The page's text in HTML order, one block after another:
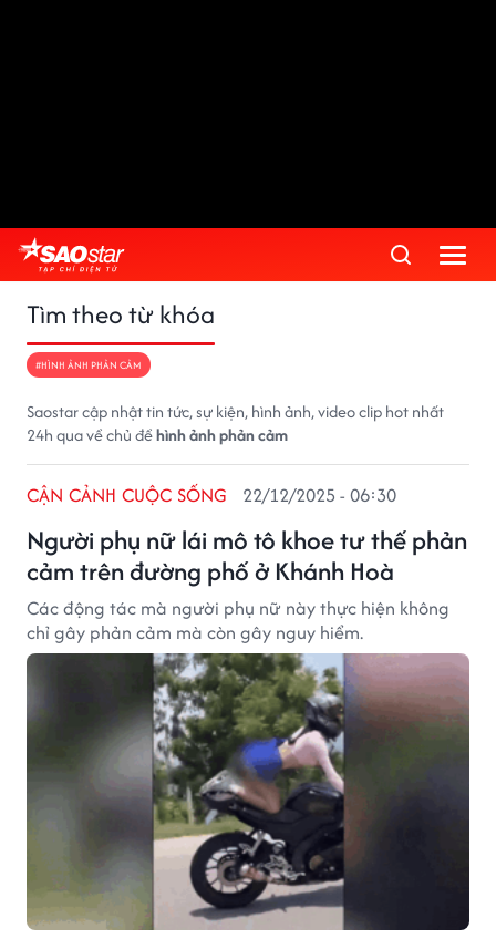
Tìm theo từ khóa
#HÌNH ẢNH PHẢN CẢM
Saostar cập nhật tin tức, sự kiện, hình ảnh, video clip hot nhất
24h qua về chủ đềhình ảnh phản cảm
Người phụ nữ lái mô tô khoe tư thế phản
cảm trên đường phố ở Khánh Hoà
CẬN CẢNH CUỘC SỐNG 22/12/2025 - 06:30
Các động tác mà người phụ nữ này thực hiện không
chỉ gây phản cảm mà còn gây nguy hiểm.